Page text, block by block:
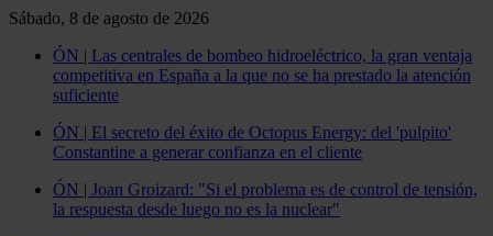
Sábado, 8 de agosto de 2026
ÓN | Las centrales de bombeo hidroeléctrico, la gran ventaja
competitiva en España a la que no se ha prestado la atención
suficiente
ÓN | El secreto del éxito de Octopus Energy: del 'pulpito'
Constantine a generar confianza en el cliente
ÓN | Joan Groizard: "Si el problema es de control de tensión,
la respuesta desde luego no es la nuclear"